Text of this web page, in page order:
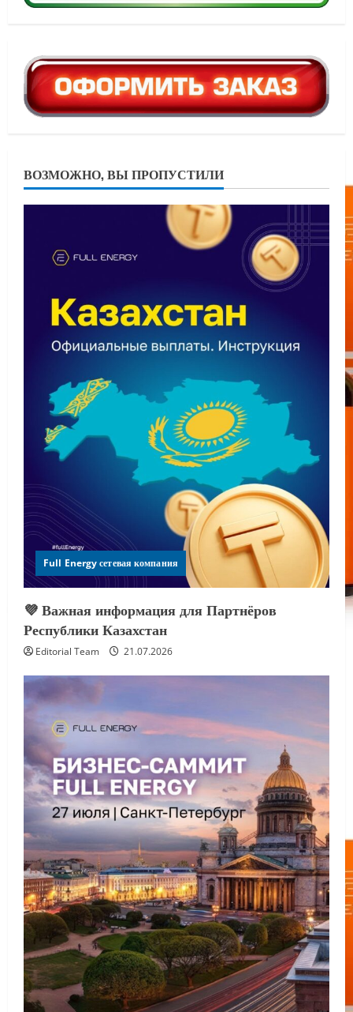
ВОЗМОЖНО, ВЫ ПРОПУСТИЛИ
Full Energy сетевая компания
💜 Важная информация для Партнёров
Республики Казахстан
Editorial Team 21.07.2026